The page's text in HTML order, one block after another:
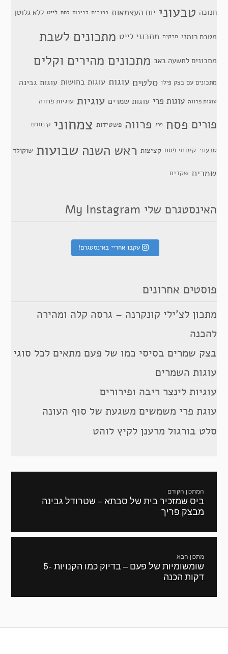
חנוכה טבעוני יום העצמאות כרובית לביבות לחם לייט ללא גלוטן
מטבח רומני מרקים מתכוני לייט מתכונים לשבת
מתכונים לתשעה באב מתכונים מהירים וקלים
מתכונים עם בצק פילו סלטים עוגות עוגות בחושות עוגות גבינה
עוגות פרווה עוגות פרי עוגות שמרים עוגיות עוגיות פרווה
פורים פסח פרג פרווה פשטידות צמחוני קינוחים
טבעוני קינוחי פסח קציצות ראש השנה שבועות שוקולד
שמרים שקדים
האינסטגרם שלי My Instagram
עקבו אחריי באינסטגרם!
פוסטים אחרונים
מתכון לצ’ילי קונקרנה – גרסה קלה ומהירה
להכנה
בצק שמרים בסיסי כמו של פעם מתאים לכל סוגי
עוגות השמרים
עוגיות לינצר ריבה ופירורים
עוגת פרי משמשים משגעת של סוף העונה
סלט בורגול מרענן לקיץ לוהט
המתכון הקודם
מתכון
קודם:
ביס שמזכיר בית של סבתא – שטרודל גבינה
מבצק פריך
מתכון הבא
המתכון
הבא:
שומשומיות של פעם – בדיוק כמו הקנויות -5
דקות הכנה